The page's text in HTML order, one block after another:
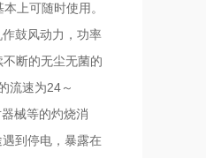
上可随时使用。
鼓风动力，功率
断的无尘无菌的
流速为24～
械等的灼烧消
到停电，暴露在